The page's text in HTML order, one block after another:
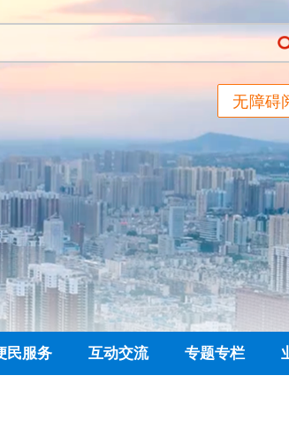
无障碍
民服务 互动交流 专题专栏